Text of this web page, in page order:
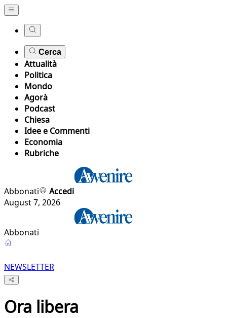
Cerca
Attualità
Politica
Mondo
Agorà
Podcast
Chiesa
Idee e Commenti
Economia
Rubriche
Abbonati
Accedi
August 7, 2026
Abbonati
Ora
libera
NEWSLETTER
Ora libera